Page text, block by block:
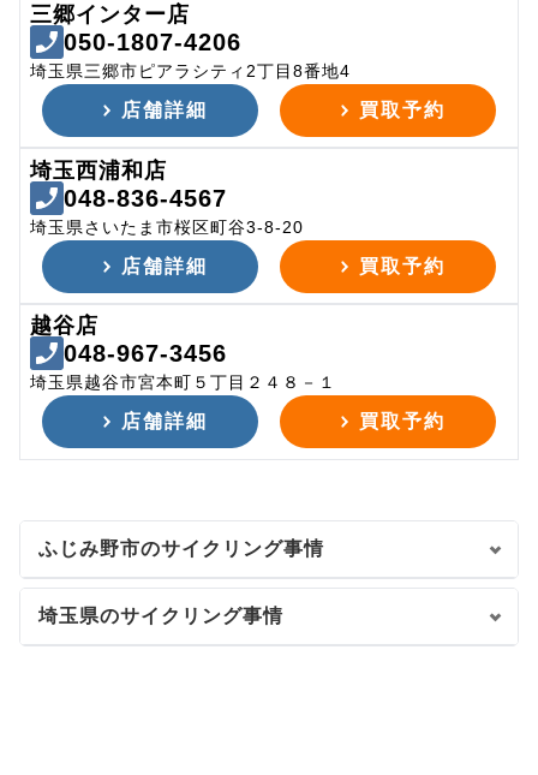
三郷インター店
050-1807-4206
埼玉県三郷市ピアラシティ2丁目8番地4
店舗詳細 買取予約
埼玉西浦和店
048-836-4567
埼玉県さいたま市桜区町谷3-8-20
店舗詳細 買取予約
越谷店
048-967-3456
埼玉県越谷市宮本町５丁目２４８－１
店舗詳細 買取予約
ふじみ野市のサイクリング事情
埼玉県のサイクリング事情